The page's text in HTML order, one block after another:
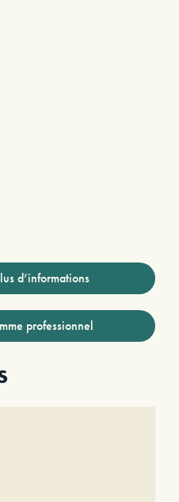
d’informations
professionnel